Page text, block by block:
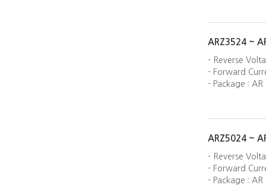
ARZ3524 ~
- Reverse
- Forward
- Package : AR
ARZ5024 ~
- Reverse
- Forward
- Package : AR